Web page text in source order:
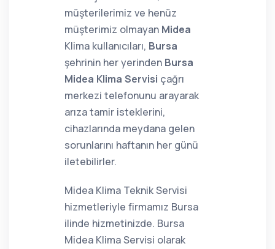
müşterilerimiz ve henüz
müşterimiz olmayan Midea
Klima kullanıcıları, Bursa
şehrinin her yerinden Bursa
Midea Klima Servisi çağrı
merkezi telefonunu arayarak
arıza tamir isteklerini,
cihazlarında meydana gelen
sorunlarını haftanın her günü
iletebilirler.
Midea Klima Teknik Servisi
hizmetleriyle firmamız Bursa
ilinde hizmetinizde. Bursa
Midea Klima Servisi olarak